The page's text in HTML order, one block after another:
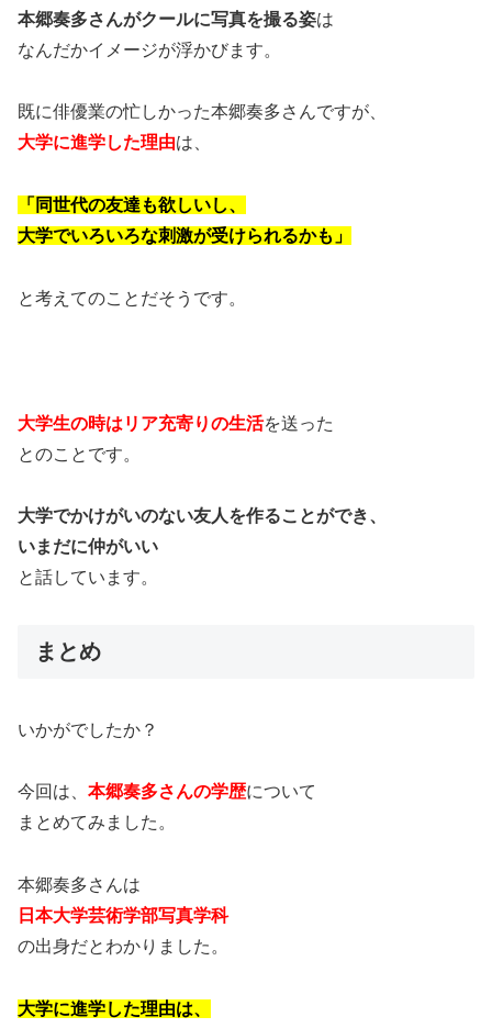
本郷奏多さんがクールに写真を撮る姿は
なんだかイメージが浮かびます。
既に俳優業の忙しかった本郷奏多さんですが、
大学に進学した理由は、
「同世代の友達も欲しいし、
大学でいろいろな刺激が受けられるかも」
と考えてのことだそうです。
大学生の時はリア充寄りの生活を送った
とのことです。
大学でかけがいのない友人を作ることができ、
いまだに仲がいい
と話しています。
まとめ
いかがでしたか？
今回は、 本郷奏多さんの学歴について
まとめてみました。
本郷奏多さんは
日本大学芸術学部写真学科
の出身だとわかりました。
大学に進学した理由は、